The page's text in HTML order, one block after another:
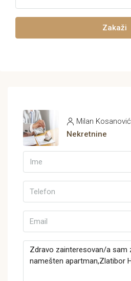
Zakaži
Milan Kosanović
Nekretnine